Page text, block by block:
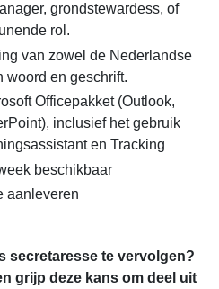
grondstewardess, of
rol.
van zowel de Nederlandse
woord en geschrift.
Officepakket (Outlook,
inclusief het gebruik
en Tracking
beschikbaar
aanleveren
secretaresse te vervolgen?
grijp deze kans om deel uit